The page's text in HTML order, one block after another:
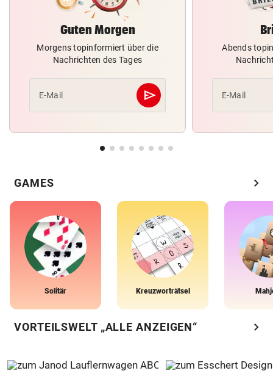
Guten Morgen
Morgens topinformiert über die
Nachrichten des Tages
E-Mail send
Abschicken
Abends
E-Mail
GAMES chevron_right
Solitär Kreuzworträtsel
VORTEILSWELT „ALLE ANZEIGEN“ chevron_right